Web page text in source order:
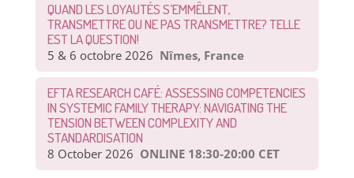
QUAND LES LOYAUTÉS S’EMMÊLENT,
TRANSMETTRE OU NE PAS TRANSMETTRE? TELLE
EST LA QUESTION!
5 & 6 octobre 2026 Nîmes, France
EFTA RESEARCH CAFÉ: ASSESSING COMPETENCIES
IN SYSTEMIC FAMILY THERAPY: NAVIGATING THE
TENSION BETWEEN COMPLEXITY AND
STANDARDISATION
8 October 2026 ONLINE 18:30-20:00 CET